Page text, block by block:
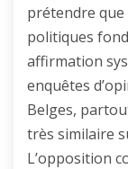
prétendre que
politiques
affirmation
enquêtes
Belges,
très similaire
L’opposition